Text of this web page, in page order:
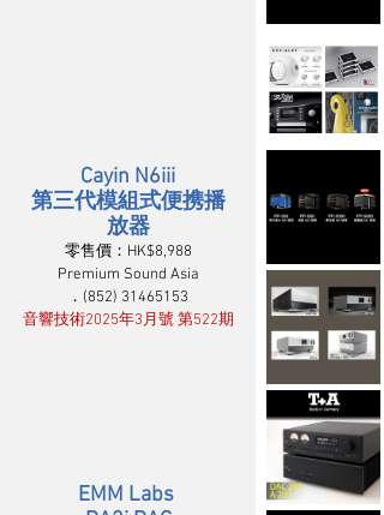
Cayin N6iii
第三代模組式便携播
放器
零售價：HK$8,988
Premium Sound Asia
．(852) 31465153
音響技術2025年3月號 第522期
EMM Labs